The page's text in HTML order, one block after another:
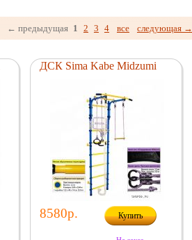
← предыдущая 1 2 3 4 все следующая →
ДСК Sima Kabe Midzumi
8580р. Купить